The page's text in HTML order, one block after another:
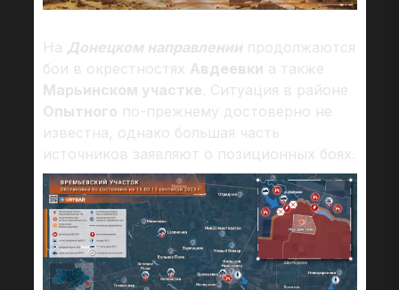
На Донецком направлениипродолжаются
бои в окрестностях Авдеевки а также
Марьинском участке. Ситуация в районе
Опытного по-прежнему достоверно не
известна, однако большая часть
источников заявляют о позиционных боях.